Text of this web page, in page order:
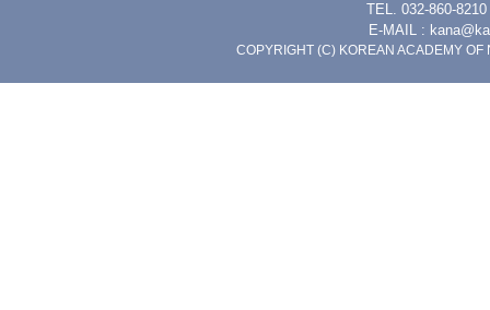
TEL. 032-860-
E-MAIL :
COPYRIGHT (C) KOREAN ACADEMY